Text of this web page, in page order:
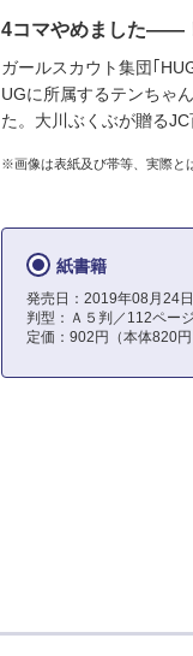
4コマやめました――
ガールスカウト集団｢
UGに所属するテンちゃ
た。大川ぶくぶが贈るJC
※画像は表紙及び帯等、実際と
紙書籍
発売日：2019年08月24日
判型：Ａ５判／112ページ
定価：902円（本体820円